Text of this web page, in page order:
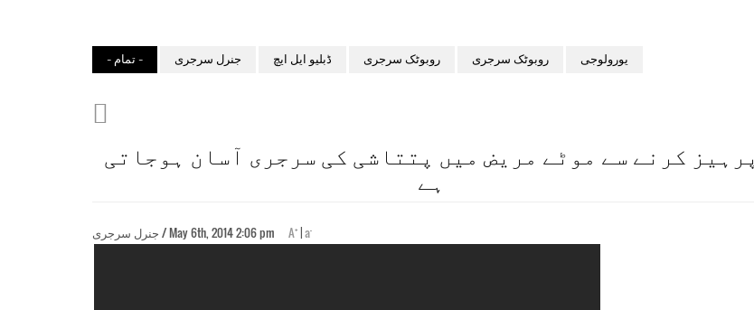
- تمام - جنرل سرجری ڈبلیو ایل ایچ روبوٹک سرجری روبوٹک سرجری یورولوجی
پرہیز کرنے سے موٹے مریض میں پتتاشی کی سرجری آسان ہوجاتی
ہے
جنرل سرجری / May 6th, 2014 2:06 pm A+ |a-